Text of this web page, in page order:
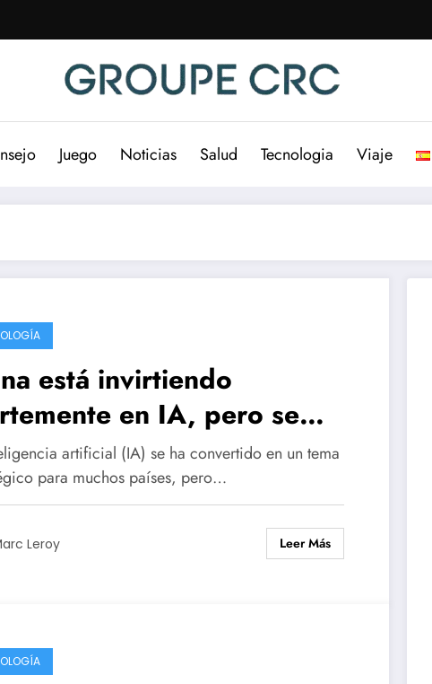
Juego Noticias Salud Tecnologia Viaje
está invirtiendo
en IA, pero se
los riesgos de una
artificial (IA) se ha convertido en un tema
para muchos países, pero…
Leroy Leer Más